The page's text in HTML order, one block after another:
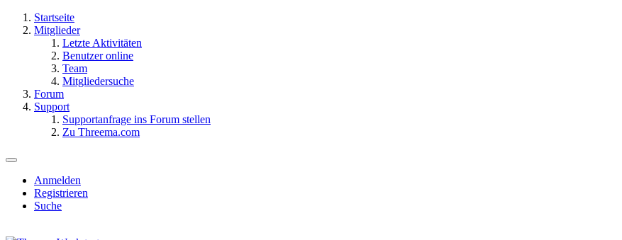
Startseite
Mitglieder
Letzte Aktivitäten
Benutzer online
Team
Mitgliedersuche
Forum
Support
Supportanfrage ins Forum stellen
Zu Threema.com
Anmelden
Registrieren
Suche